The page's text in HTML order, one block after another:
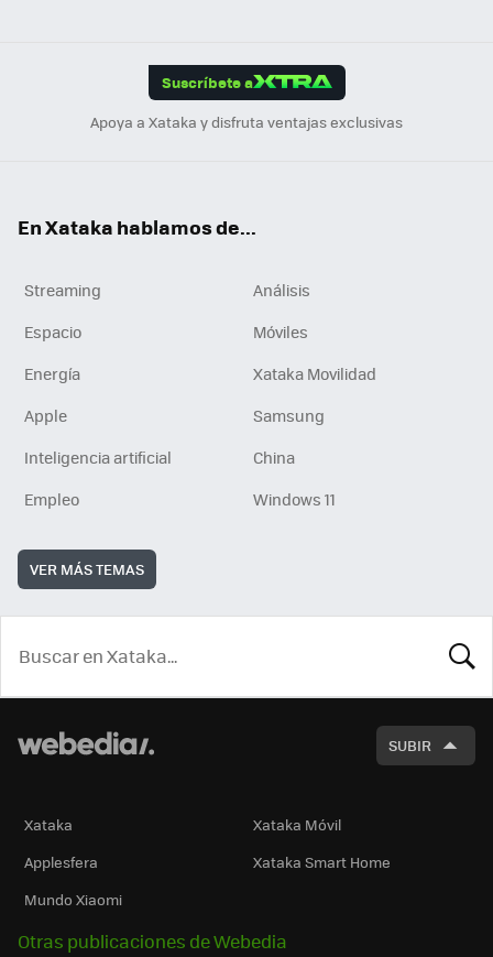
Suscríbete a
Apoya a Xataka y disfruta ventajas exclusivas
En Xataka hablamos de...
Streaming
Análisis
Espacio
Móviles
Energía
Xataka Movilidad
Apple
Samsung
Inteligencia artificial
China
Empleo
Windows 11
VER MÁS TEMAS
SUBIR
Xataka
Xataka Móvil
Applesfera
Xataka Smart Home
Mundo Xiaomi
Otras publicaciones de Webedia